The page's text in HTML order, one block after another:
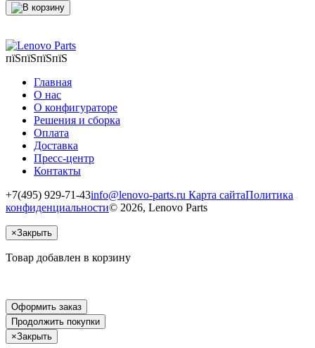
пїЅпїЅпїЅпїЅ
Главная
О нас
О конфигураторе
Решения и сборка
Оплата
Доставка
Пресс-центр
Контакты
+7(495) 929-71-43info@lenovo-parts.ru Карта сайтаПолитика
конфиденциальности© 2026, Lenovo Parts
×Закрыть
Товар добавлен в корзину
Оформить заказ
Продолжить покупки
×Закрыть